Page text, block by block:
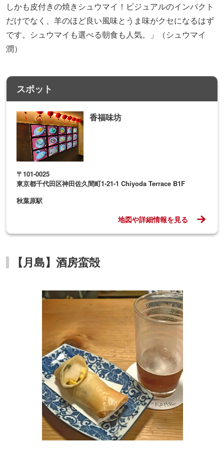
しかも皮付きの焼きシュウマイ！ビジュアルのインパクト
だけでなく、羊のほど良い風味とうま味がクセになるはず
です。シュウマイも選べる朝食も人気。」（シュウマイ
潤）
スポット
香福味坊
〒101-0025
東京都千代田区神田佐久間町1-21-1 Chiyoda Terrace B1F
秋葉原駅
地図や詳細情報を見る
【月島】酒房蛮殻